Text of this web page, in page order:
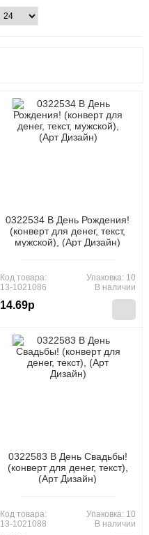
0322534 В День Рождения!
(конверт для денег, текст,
мужской), (Арт Дизайн)
Код товара:
13-1021086
14.69р
Упаковка: 10
В наличии
0322583 В День Свадьбы!
(конверт для денег, текст),
(Арт Дизайн)
Код товара:
13-1021088
Упаковка: 10
В наличии